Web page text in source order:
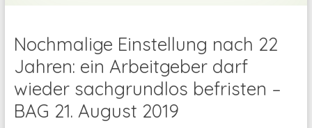
Nochmalige Einstellung nach 22
Jahren: ein Arbeitgeber darf
wieder sachgrundlos befristen –
BAG 21. August 2019